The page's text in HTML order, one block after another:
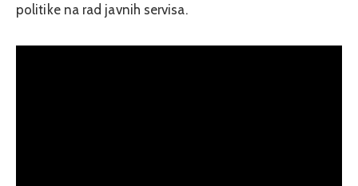
politike na rad javnih servisa.